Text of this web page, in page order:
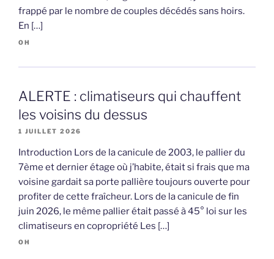
frappé par le nombre de couples décédés sans hoirs.
En […]
OH
ALERTE : climatiseurs qui chauffent
les voisins du dessus
1 JUILLET 2026
Introduction Lors de la canicule de 2003, le pallier du
7ème et dernier étage où j’habite, était si frais que ma
voisine gardait sa porte pallière toujours ouverte pour
profiter de cette fraîcheur. Lors de la canicule de fin
juin 2026, le même pallier était passé à 45° loi sur les
climatiseurs en copropriété Les […]
OH